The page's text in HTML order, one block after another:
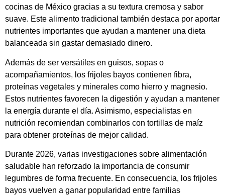
cocinas de México gracias a su textura cremosa y sabor
suave. Este alimento tradicional también destaca por aportar
nutrientes importantes que ayudan a mantener una dieta
balanceada sin gastar demasiado dinero.
Además de ser versátiles en guisos, sopas o
acompañamientos, los frijoles bayos contienen fibra,
proteínas vegetales y minerales como hierro y magnesio.
Estos nutrientes favorecen la digestión y ayudan a mantener
la energía durante el día. Asimismo, especialistas en
nutrición recomiendan combinarlos con tortillas de maíz
para obtener proteínas de mejor calidad.
Durante 2026, varias investigaciones sobre alimentación
saludable han reforzado la importancia de consumir
legumbres de forma frecuente. En consecuencia, los frijoles
bayos vuelven a ganar popularidad entre familias